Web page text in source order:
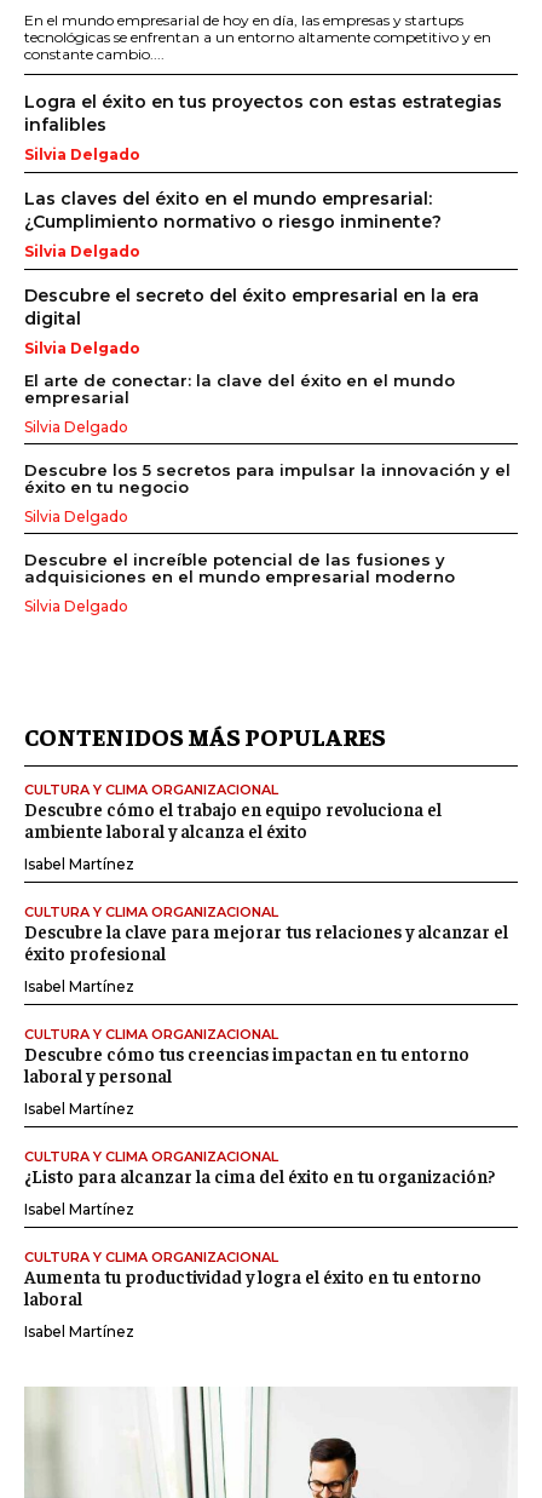
En el mundo empresarial de hoy en día, las empresas y startups
tecnológicas se enfrentan a un entorno altamente competitivo y en
constante cambio....
Logra el éxito en tus proyectos con estas estrategias
infalibles
Silvia Delgado
Las claves del éxito en el mundo empresarial:
¿Cumplimiento normativo o riesgo inminente?
Silvia Delgado
Descubre el secreto del éxito empresarial en la era
digital
Silvia Delgado
El arte de conectar: la clave del éxito en el mundo
empresarial
Silvia Delgado
Descubre los 5 secretos para impulsar la innovación y el
éxito en tu negocio
Silvia Delgado
Descubre el increíble potencial de las fusiones y
adquisiciones en el mundo empresarial moderno
Silvia Delgado
CONTENIDOS MÁS POPULARES
CULTURA Y CLIMA ORGANIZACIONAL
Descubre cómo el trabajo en equipo revoluciona el
ambiente laboral y alcanza el éxito
Isabel Martínez
CULTURA Y CLIMA ORGANIZACIONAL
Descubre la clave para mejorar tus relaciones y alcanzar el
éxito profesional
Isabel Martínez
CULTURA Y CLIMA ORGANIZACIONAL
Descubre cómo tus creencias impactan en tu entorno
laboral y personal
Isabel Martínez
CULTURA Y CLIMA ORGANIZACIONAL
¿Listo para alcanzar la cima del éxito en tu organización?
Isabel Martínez
CULTURA Y CLIMA ORGANIZACIONAL
Aumenta tu productividad y logra el éxito en tu entorno
laboral
Isabel Martínez